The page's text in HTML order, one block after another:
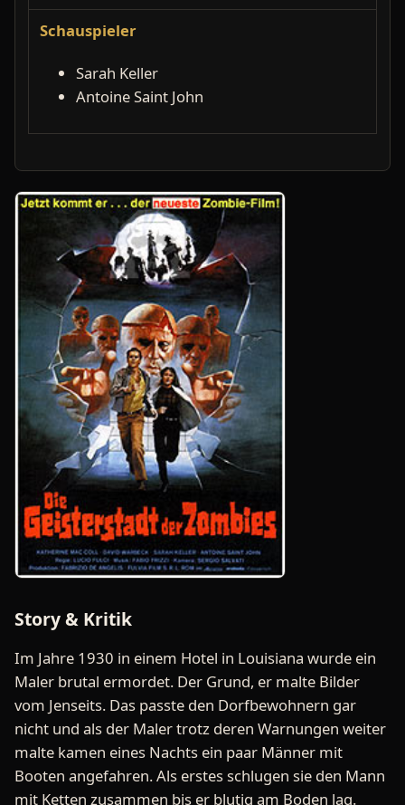
Schauspieler
Sarah Keller
Antoine Saint John
Story & Kritik
Im Jahre 1930 in einem Hotel in Louisiana wurde ein
Maler brutal ermordet. Der Grund, er malte Bilder
vom Jenseits. Das passte den Dorfbewohnern gar
nicht und als der Maler trotz deren Warnungen weiter
malte kamen eines Nachts ein paar Männer mit
Booten angefahren. Als erstes schlugen sie den Mann
mit Ketten zusammen bis er blutig am Boden lag.